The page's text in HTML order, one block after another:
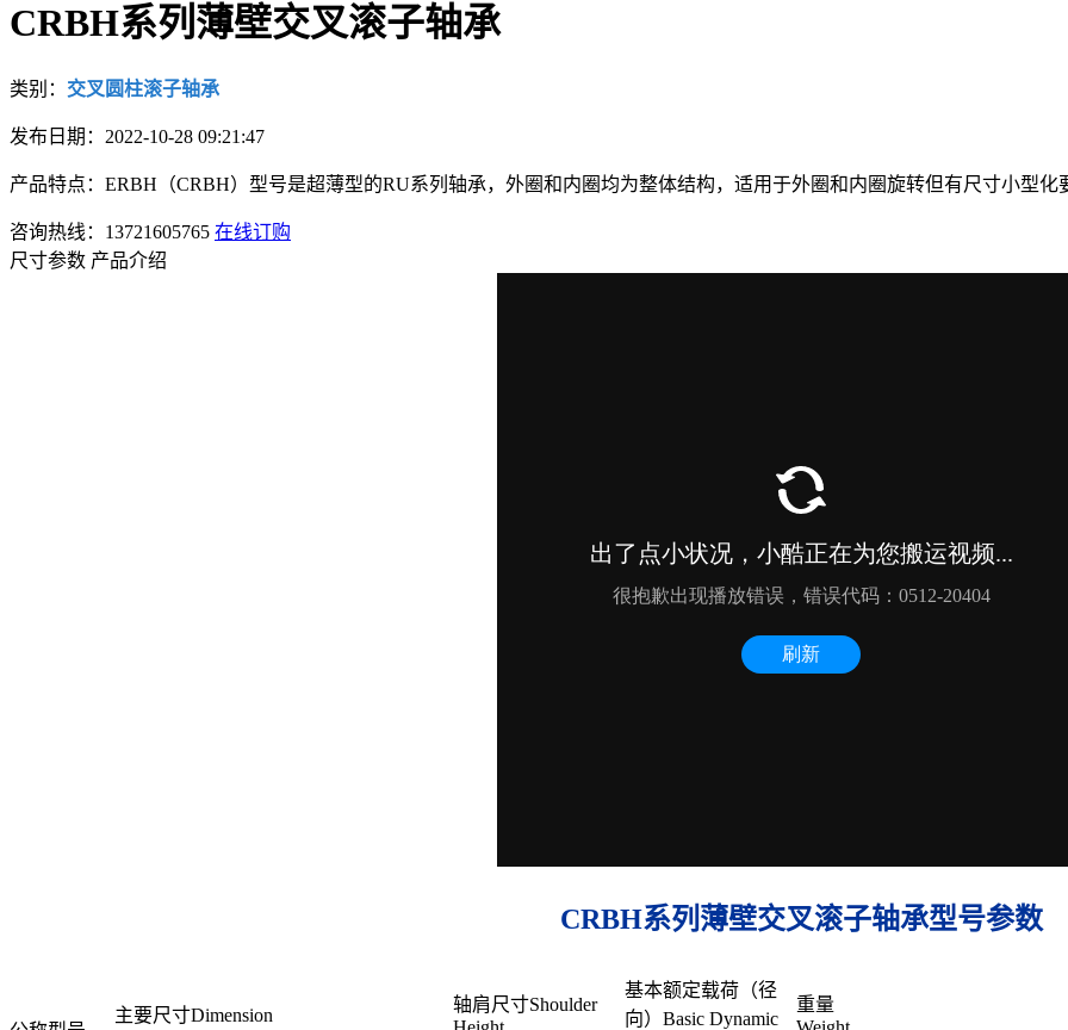
CRBH系列薄壁交叉滚子轴承
类别： 交叉圆柱滚子轴承
发布日期：2022-10-28 09:21:47
产品特点：ERBH（CRBH）型号是超薄型的RU系列轴承，外圈和内圈均为整体结构，适用于外圈和内圈旋转但有尺寸小型化
咨询热线：13721605765 在线订购
尺寸参数 产品介绍
CRBH系列薄壁交叉滚子轴承型号参数
主要尺寸Dimension
轴肩尺寸Shoulder
基本额定载荷（径
向）Basic Dynamic
重量